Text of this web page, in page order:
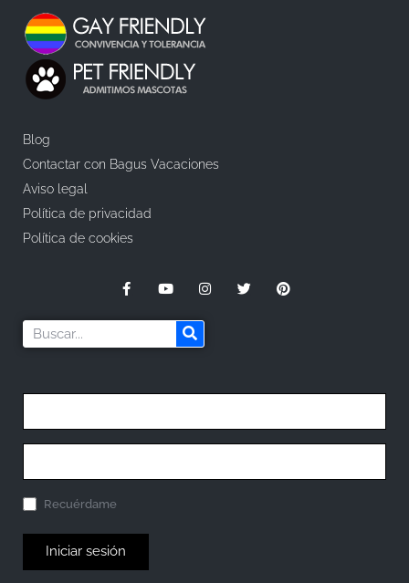
Blog
Contactar con Bagus Vacaciones
Aviso legal
Política de privacidad
Política de cookies
Recuérdame
Iniciar sesión